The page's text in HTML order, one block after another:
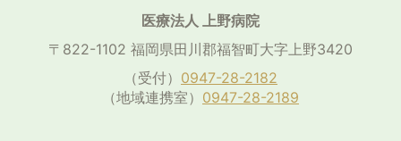
医療法人 上野病院
〒822-1102 福岡県田川郡福智町大字上野3420
（受付） 0947-28-2182
（地域連携室） 0947-28-2189